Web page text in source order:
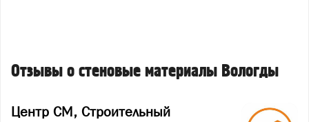
Отзывы о стеновые материалы Вологды
Центр СМ, Строительный